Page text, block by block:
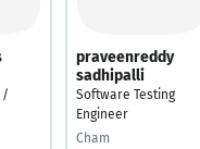
/
praveenreddy
sadhipalli
Software Testing
Engineer
Cham